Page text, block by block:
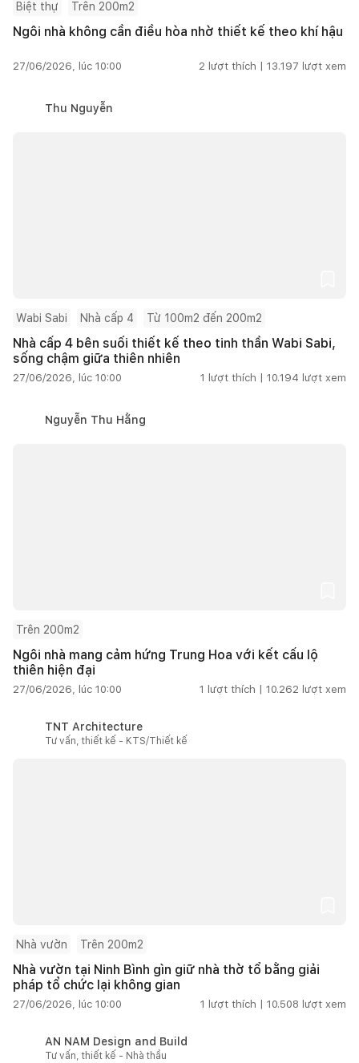
Biệt thự Trên 200m2
Ngôi nhà không cần điều hòa nhờ thiết kế theo khí hậu
27/06/2026, lúc 10:00 2 lượt thích | 13.197 lượt xem
Thu Nguyễn
Wabi Sabi Nhà cấp 4 Từ 100m2 đến 200m2
Nhà cấp 4 bên suối thiết kế theo tinh thần Wabi Sabi,
sống chậm giữa thiên nhiên
27/06/2026, lúc 10:00 1 lượt thích | 10.194 lượt xem
Nguyễn Thu Hằng
Trên 200m2
Ngôi nhà mang cảm hứng Trung Hoa với kết cấu lộ
thiên hiện đại
27/06/2026, lúc 10:00 1 lượt thích | 10.262 lượt xem
TNT Architecture
Tư vấn, thiết kế - KTS/Thiết kế
Nhà vườn Trên 200m2
Nhà vườn tại Ninh Bình gìn giữ nhà thờ tổ bằng giải
pháp tổ chức lại không gian
27/06/2026, lúc 10:00 1 lượt thích | 10.508 lượt xem
AN NAM Design and Build
Tư vấn, thiết kế - Nhà thầu